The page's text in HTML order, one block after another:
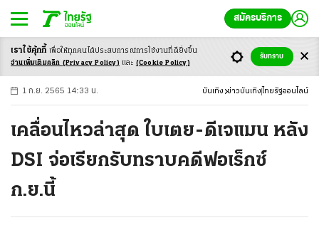
สมัครบริการ
-ก ก ก+
1 ก.ย. 2565 14:33 น. บันเทิง ข่าวบันเทิง ไทยรัฐออนไลน์
เคลื่อนไหวล่าสุด ใบเตย-ดีเจแมน หลัง
DSI จ่อเรียกรับทราบคดีฟอเร็กซ์
ก.ย.นี้
เราใช้คุ้กกี้ เพื่อให้ทุกคนได้ประสบการณ์การใช้งานที่ดียิ่งขึ้น
อ่านเพิ่มเติมคลิก (Privacy Policy) และ (Cookie Policy)
รับทราบ